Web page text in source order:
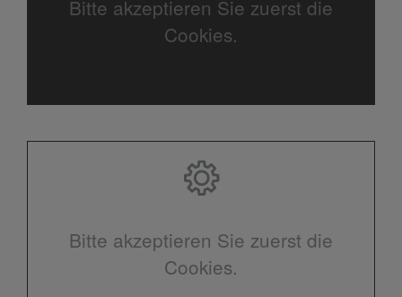
Bitte akzeptieren Sie zuerst die
Cookies.
Bitte akzeptieren Sie zuerst die
Cookies.